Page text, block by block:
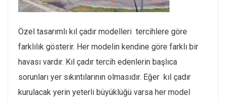
Özel tasarımlı kıl çadır modelleri tercihlere göre
farklılık gösterir. Her modelin kendine göre farklı bir
havası vardır. Kıl çadır tercih edenlerin başlıca
sorunları yer sıkıntılarının olmasıdır. Eğer kıl çadır
kurulacak yerin yeterli büyüklüğü varsa her model